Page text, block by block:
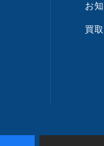
お
買